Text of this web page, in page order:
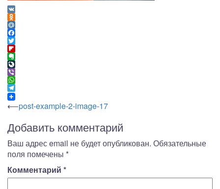
VK
Odnoklassniki
Mail.Ru
Facebook
Twitter
Flipboard
Evernote
LiveJournal
Viber
WhatsApp
Telegram
Навигация
по
записям
⟵post-example-2-image-17
Добавить комментарий
Ваш адрес email не будет опубликован. Обязательные
поля помечены *
Комментарий *